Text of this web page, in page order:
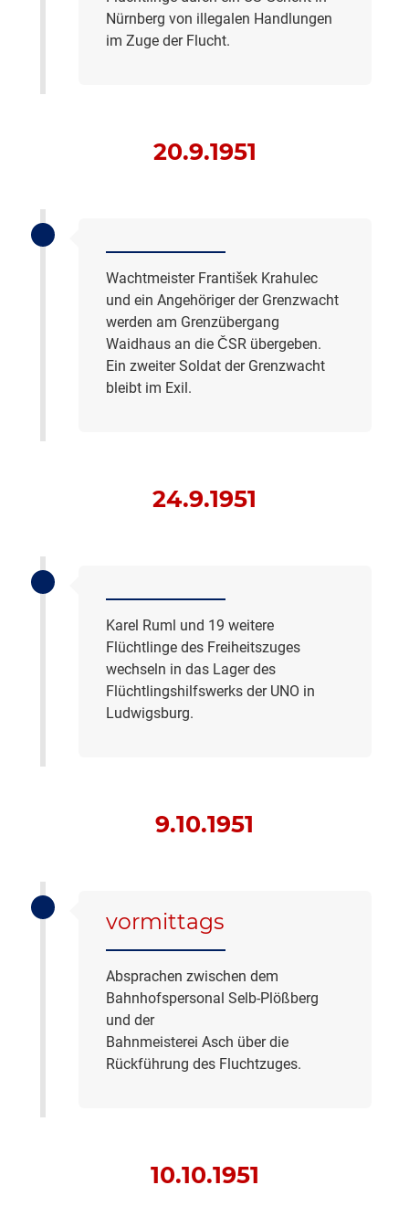
Nürnberg von illegalen Handlungen
im Zuge der Flucht.
20.9.1951
Wachtmeister František Krahulec
und ein Angehöriger der Grenzwacht
werden am Grenzübergang
Waidhaus an die ČSR übergeben.
Ein zweiter Soldat der Grenzwacht
bleibt im Exil.
24.9.1951
Karel Ruml und 19 weitere
Flüchtlinge des Freiheitszuges
wechseln in das Lager des
Flüchtlingshilfswerks der UNO in
Ludwigsburg.
9.10.1951
vormittags
Absprachen zwischen dem
Bahnhofspersonal Selb-Plößberg
und der
Bahnmeisterei Asch über die
Rückführung des Fluchtzuges.
10.10.1951